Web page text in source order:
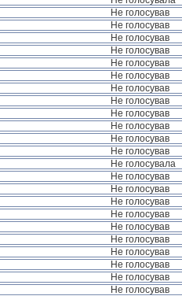
Не голосував
Не голосував
Не голосував
Не голосував
Не голосував
Не голосував
Не голосував
Не голосував
Не голосував
Не голосував
Не голосував
Не голосував
Не голосувала
Не голосував
Не голосував
Не голосував
Не голосував
Не голосував
Не голосував
Не голосував
Не голосував
Не голосував
Не голосував